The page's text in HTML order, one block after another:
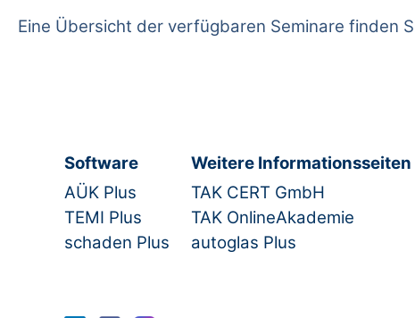
Eine Übersicht der verfügbaren Seminare finden
Software
AÜK Plus
TEMI Plus
schaden Plus
Weitere Informationsseiten
TAK CERT GmbH
TAK OnlineAkademie
autoglas Plus